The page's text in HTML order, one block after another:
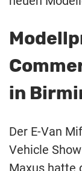
in
Der E-Van
Vehicle
Maxus hatte